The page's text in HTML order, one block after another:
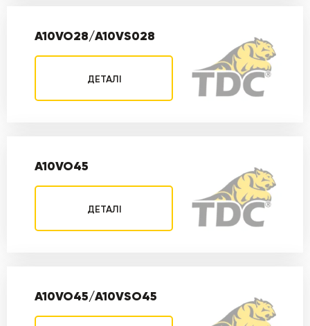
A10VO28/A10VS028
ДЕТАЛІ
A10VO45
ДЕТАЛІ
A10VO45/A10VSO45